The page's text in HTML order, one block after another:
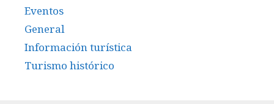
Eventos
General
Información turística
Turismo histórico